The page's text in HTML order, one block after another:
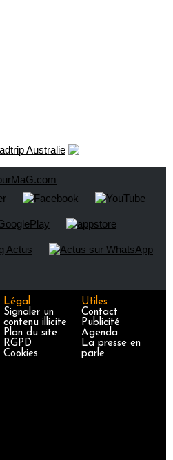
Légal
Signaler un
contenu illicite
Plan du site
RGPD
Cookies
Utiles
Contact
Publicité
Agenda
La presse en
parle